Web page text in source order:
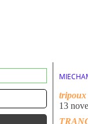
tripoux
13